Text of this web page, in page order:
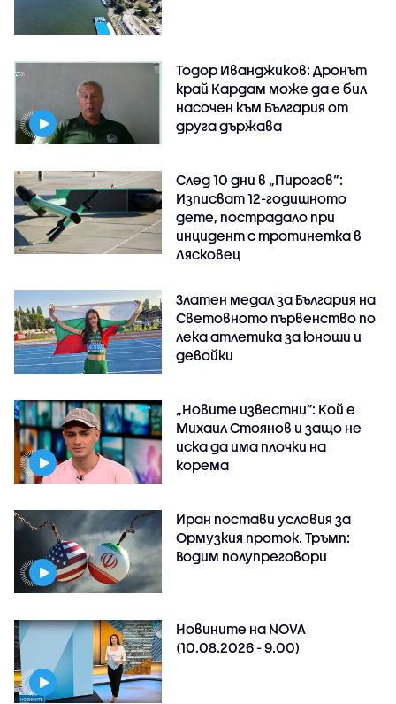
Тодор Иванджиков: Дронът
край Кардам може да е бил
насочен към България от
друга държава
След 10 дни в „Пирогов“:
Изписват 12-годишното
дете, пострадало при
инцидент с тротинетка в
Лясковец
Златен медал за България на
Световното първенство по
лека атлетика за юноши и
девойки
„Новите известни”: Кой е
Михаил Стоянов и защо не
иска да има плочки на
корема
Иран постави условия за
Ормузкия проток. Тръмп:
Водим полупреговори
Новините на NOVA
(10.08.2026 - 9.00)